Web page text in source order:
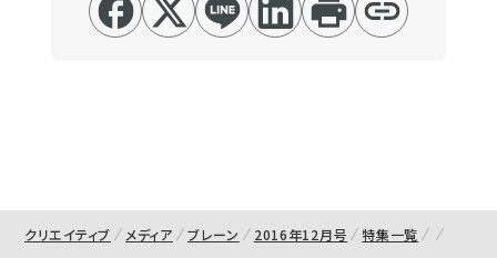
クリエイティブ メディア ブレーン 2016年12月号 特集一覧